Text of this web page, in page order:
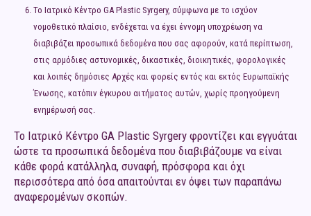
Το Ιατρικό Κέντρο GA Plastic Syrgery, σύμφωνα με το ισχύον
νομοθετικό πλαίσιο, ενδέχεται να έχει έννομη υποχρέωση να
διαβιβάζει προσωπικά δεδομένα που σας αφορούν, κατά περίπτωση,
στις αρμόδιες αστυνομικές, δικαστικές, διοικητικές, φορολογικές
και λοιπές δημόσιες Αρχές και φορείς εντός και εκτός Ευρωπαϊκής
Ένωσης, κατόπιν έγκυρου αιτήματος αυτών, χωρίς προηγούμενη
ενημέρωσή σας.
Το Ιατρικό Κέντρο GA Plastic Syrgery φροντίζει και εγγυάται
ώστε τα προσωπικά δεδομένα που διαβιβάζουμε να είναι
κάθε φορά κατάλληλα, συναφή, πρόσφορα και όχι
περισσότερα από όσα απαιτούνται εν όψει των παραπάνω
αναφερομένων σκοπών.